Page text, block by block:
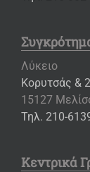
Λύκειο
Κορυτσάς &
15127
Τηλ. 210-
Κεντρικά